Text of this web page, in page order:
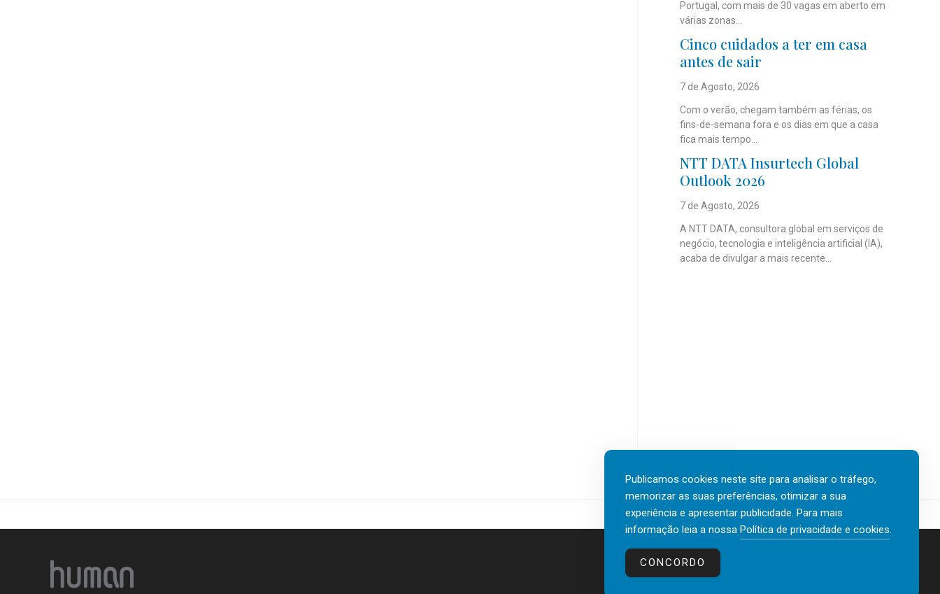
Portugal, com mais de 30 vagas em aberto em
várias zonas...
Cinco cuidados a ter em casa
antes de sair
7 de Agosto, 2026
Com o verão, chegam também as férias, os
fins-de-semana fora e os dias em que a casa
fica mais tempo...
NTT DATA Insurtech Global
Outlook 2026
7 de Agosto, 2026
A NTT DATA, consultora global em serviços de
negócio, tecnologia e inteligência artificial (IA),
acaba de divulgar a mais recente...
Contactos
Publicamos cookies neste site para analisar o tráfego,
memorizar as suas preferências, otimizar a sua
experiência e apresentar publicidade. Para mais
informação leia a nossa Política de privacidade e cookies.
CONCORDO